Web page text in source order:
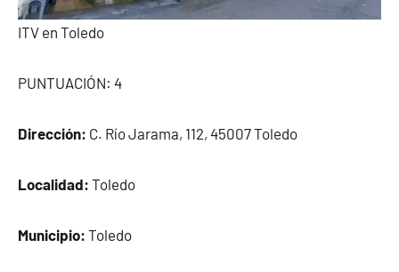
ITV en Toledo
PUNTUACIÓN: 4
Dirección: C. Río Jarama, 112, 45007 Toledo
Localidad: Toledo
Municipio: Toledo